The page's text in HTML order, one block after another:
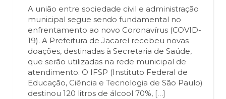
A união entre sociedade civil e administração
municipal segue sendo fundamental no
enfrentamento ao novo Coronavírus (COVID-
19). A Prefeitura de Jacareí recebeu novas
doações, destinadas à Secretaria de Saúde,
que serão utilizadas na rede municipal de
atendimento. O IFSP (Instituto Federal de
Educação, Ciência e Tecnologia de São Paulo)
destinou 120 litros de álcool 70%, […]